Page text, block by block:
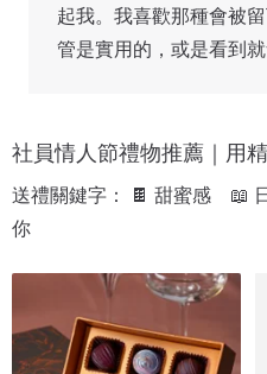
起我。我喜歡那種會被
管是實用的，或是看到就
社員情人節禮物推薦｜用
送禮關鍵字： 🍫 甜蜜感　📖
你